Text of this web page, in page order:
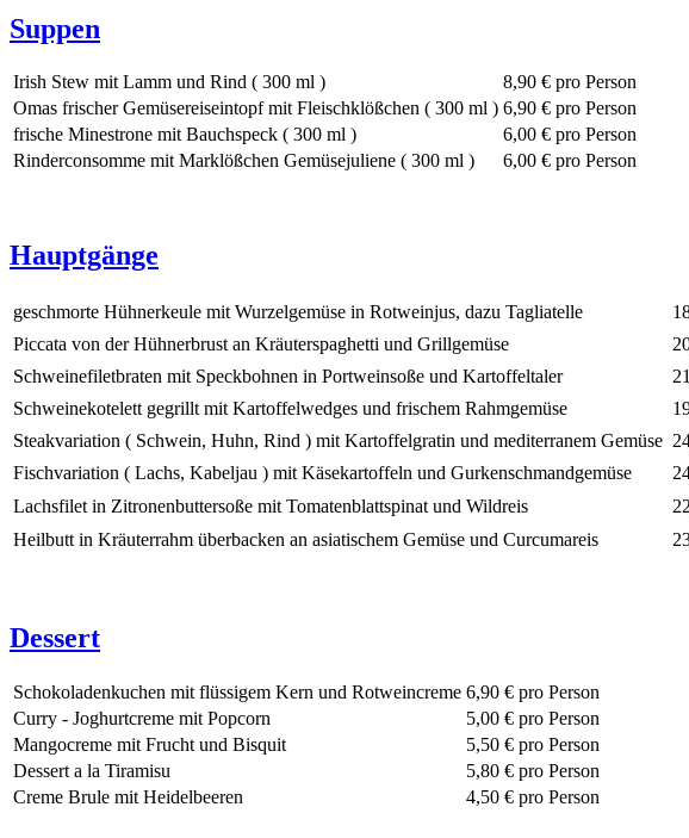
Suppen
Irish Stew mit Lamm und Rind ( 300 ml ) 8,90 € pro Person
Omas frischer Gemüsereiseintopf mit Fleischklößchen ( 300 ml ) 6,90 € pro Person
frische Minestrone mit Bauchspeck ( 300 ml )
6,00 € pro Person
Rinderconsomme mit Marklößchen Gemüsejuliene ( 300 ml )
6,00 € pro Person
Hauptgänge
geschmorte Hühnerkeule mit Wurzelgemüse in Rotweinjus, dazu Tagliatelle
Piccata von der Hühnerbrust an Kräuterspaghetti und Grillgemüse
Schweinefiletbraten mit Speckbohnen in Portweinsoße und Kartoffeltaler
Schweinekotelett gegrillt mit Kartoffelwedges und frischem Rahmgemüse
Steakvariation ( Schwein, Huhn, Rind ) mit Kartoffelgratin und mediterranem Gemüse
Fischvariation ( Lachs, Kabeljau ) mit Käsekartoffeln und Gurkenschmandgemüse
Lachsfilet in Zitronenbuttersoße mit Tomatenblattspinat und Wildreis
Heilbutt in Kräuterrahm überbacken an asiatischem Gemüse und Curcumareis
Dessert
Schokoladenkuchen mit flüssigem Kern und Rotweincreme 6,90 € pro Person
Curry - Joghurtcreme mit Popcorn
5,00 € pro Person
Mangocreme mit Frucht und Bisquit
5,50 € pro Person
Dessert a la Tiramisu
5,80 € pro Person
Creme Brule mit Heidelbeeren
4,50 € pro Person